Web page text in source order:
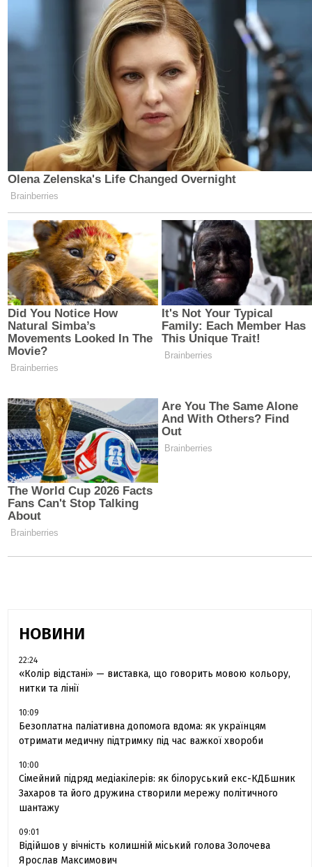
НОВИНИ
22:24
«Колір відстані» — виставка, що говорить мовою кольору,
нитки та лінії
10:09
Безоплатна паліативна допомога вдома: як українцям
отримати медичну підтримку під час важкої хвороби
10:00
Сімейний підряд медіакілерів: як білоруський екс-КДБшник
Захаров та його дружина створили мережу політичного
шантажу
09:01
Відійшов у вічність колишній міський голова Золочева
Ярослав Максимович